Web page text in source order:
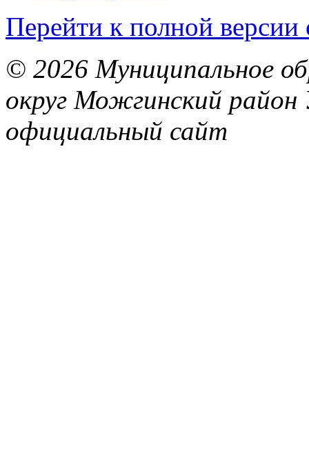
Перейти к полной версии
© 2026 Муниципальное
округ Можгинский район
официальный сайт